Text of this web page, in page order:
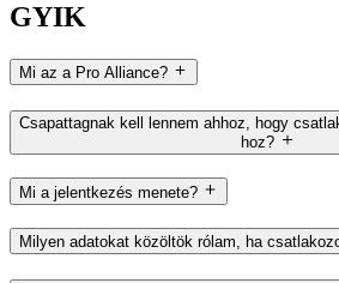
GYIK
Mi az a Pro Alliance?
Csapattagnak kell lennem ahhoz, hogy
hoz?
Mi a jelentkezés menete?
Milyen adatokat közöltök rólam, ha